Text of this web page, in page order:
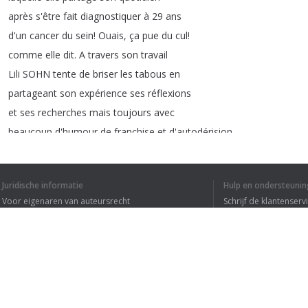
après s'être fait diagnostiquer à 29 ans
d'un cancer du sein! Ouais, ça pue du cul!
comme elle dit. A travers son travail
Lili SOHN tente de briser les tabous en
partageant son expérience ses réflexions
et ses recherches mais toujours avec
beaucoup d'humour de franchise et d'autodérision
Et si toi aussi tu veux invités :tu peux le
faire ici en commentaires ou sur
Juridische informatie
Voor eigenaren van auteursrecht
Hulp en
Schrijf de